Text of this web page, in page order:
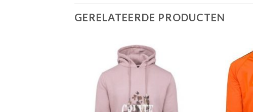
GERELATEERDE PRODUCTEN